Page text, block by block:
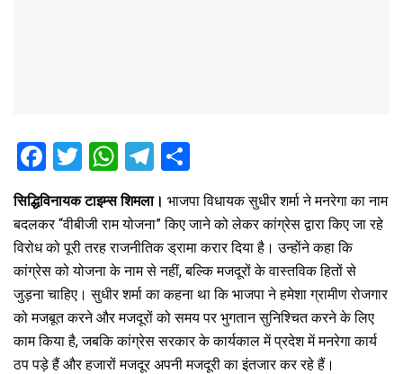
F
a
ce
b
o
o
k
T
tt
er
W
h
at
s
A
p
p
T
e
gr
a
m
h
ar
e
सिद्धिविनायक टाइम्स शिमला। भाजपा विधायक सुधीर शर्मा ने मनरेगा का नाम
बदलकर “वीबीजी राम योजना” किए जाने को लेकर कांग्रेस द्वारा किए जा रहे
विरोध को पूरी तरह राजनीतिक ड्रामा करार दिया है। उन्होंने कहा कि
कांग्रेस को योजना के नाम से नहीं, बल्कि मजदूरों के वास्तविक हितों से
जुड़ना चाहिए। सुधीर शर्मा का कहना था कि भाजपा ने हमेशा ग्रामीण रोजगार
को मजबूत करने और मजदूरों को समय पर भुगतान सुनिश्चित करने के लिए
काम किया है, जबकि कांग्रेस सरकार के कार्यकाल में प्रदेश में मनरेगा कार्य
ठप पड़े हैं और हजारों मजदूर अपनी मजदूरी का इंतजार कर रहे हैं।